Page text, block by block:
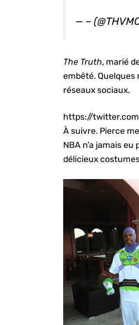
— –
The Truth, marié
embêté. Quelques
réseaux sociaux.
https://
À suivre. Pierce
NBA n’a jamais
délicieux